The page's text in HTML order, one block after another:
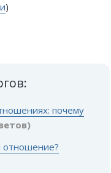
)
почему
отношение?